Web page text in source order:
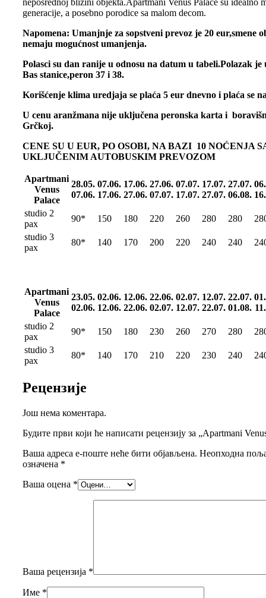
generacije, a posebno porodice sa malom decom.
Napomena: Umanjnje za sopstveni prevoz je 20 eur,smene
nemaju mogućnost umanjenja.
Polasci su dan ranije u odnosu na datum u tabeli.Polazak je
Bas stanice,peron 37 i 38.
Korišćenje klima uredjaja se plaća 5 eur dnevno i plaća se
U cenu aranžmana nije uključena peronska karta i
Grčkoj.
CENE SU U EUR, PO OSOBI, NA BAZI 10 NOĆENJA
UKLJUČENIM AUTOBUSKIM PREVOZOM
Apartmani
Venus
Palace
28.05.
07.06.
07.06.
17.06.
17.06.
27.06.
27.06.
07.07.
07.07.
17.07.
17.07.
27.07.
27.07.
06.08.
studio 2
pax
90* 150 180 220 260 280 280
studio 3
pax
80* 140 170 200 220 240 240
Apartmani
Venus
Palace
23.05.
02.06.
02.06.
12.06.
12.06.
22.06.
22.06.
02.07.
02.07.
12.07.
12.07.
22.07.
22.07.
01.08.
studio 2
pax
90* 150 180 230 260 270 280
studio 3
pax
80* 140 170 210 220 230 240
Рецензије
Још нема коментара.
Будите први који ће написати рецензију за „Apartmani
Ваша адреса е-поште неће бити објављена. Неопходна
означена *
Ваша оцена *
Ваша рецензија *
Име *